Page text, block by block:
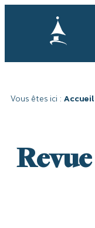
Vous êtes ici : Accueil
Revue